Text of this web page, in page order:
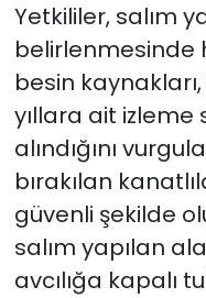
Yetkililer, salım
belirlenmesinde
besin kaynakları,
yıllara ait izleme
alındığını
bırakılan
güvenli şekilde
salım yapılan
avcılığa kapalı